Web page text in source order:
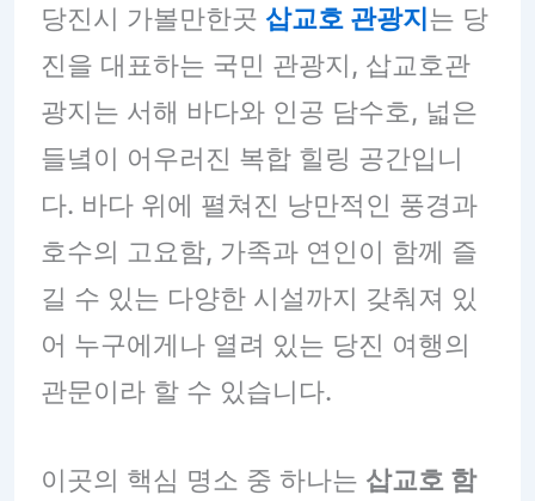
당진시 가볼만한곳 삽교호 관광지는 당
진을 대표하는 국민 관광지, 삽교호관
광지는 서해 바다와 인공 담수호, 넓은
들녘이 어우러진 복합 힐링 공간입니
다. 바다 위에 펼쳐진 낭만적인 풍경과
호수의 고요함, 가족과 연인이 함께 즐
길 수 있는 다양한 시설까지 갖춰져 있
어 누구에게나 열려 있는 당진 여행의
관문이라 할 수 있습니다.
이곳의 핵심 명소 중 하나는 삽교호 함